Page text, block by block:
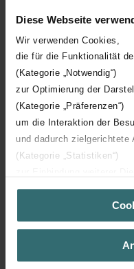
Diese Webseite
Wir verwenden Cookies,
die für die Funktionalität
(Kategorie „Notwendig“)
zur Optimierung der
(Kategorie „Präferenzen“)
um die Interaktion der
und dadurch zielgerichtete
(Kategorie „Statistiken“)
(Kategorie „Marketing“)
Über „Details zeigen“
Sie weitere Informationen.
der Auswahl von
Besuchsverlauf auf